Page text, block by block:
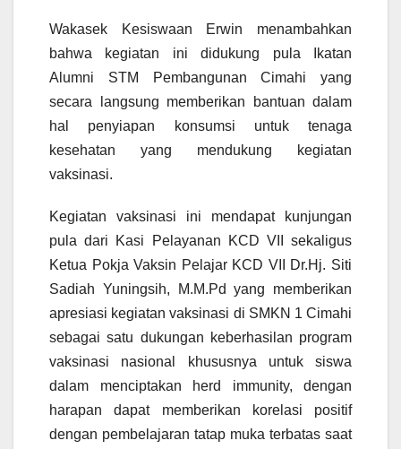
Wakasek Kesiswaan Erwin menambahkan
bahwa kegiatan ini didukung pula Ikatan
Alumni STM Pembangunan Cimahi yang
secara langsung memberikan bantuan dalam
hal penyiapan konsumsi untuk tenaga
kesehatan yang mendukung kegiatan
vaksinasi.
Kegiatan vaksinasi ini mendapat kunjungan
pula dari Kasi Pelayanan KCD VII sekaligus
Ketua Pokja Vaksin Pelajar KCD VII Dr.Hj. Siti
Sadiah Yuningsih, M.M.Pd yang memberikan
apresiasi kegiatan vaksinasi di SMKN 1 Cimahi
sebagai satu dukungan keberhasilan program
vaksinasi nasional khususnya untuk siswa
dalam menciptakan herd immunity, dengan
harapan dapat memberikan korelasi positif
dengan pembelajaran tatap muka terbatas saat